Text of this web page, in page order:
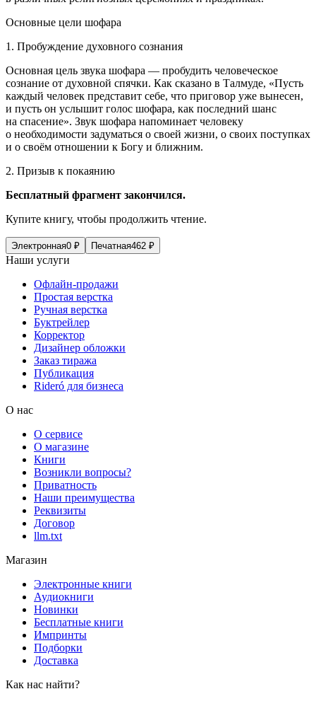
Основные цели шофара
1. Пробуждение духовного сознания
Основная цель звука шофара — пробудить человеческое
сознание от духовной спячки. Как сказано в Талмуде, «Пусть
каждый человек представит себе, что приговор уже вынесен,
и пусть он услышит голос шофара, как последний шанс
на спасение». Звук шофара напоминает человеку
о необходимости задуматься о своей жизни, о своих поступках
и о своём отношении к Богу и ближним.
2. Призыв к покаянию
Бесплатный фрагмент закончился.
Купите книгу, чтобы продолжить чтение.
Электронная0 ₽ Печатная462 ₽
Наши услуги
Офлайн-продажи
Простая верстка
Ручная верстка
Буктрейлер
Корректор
Дизайнер обложки
Заказ тиража
Публикация
Rideró для бизнеса
О нас
О сервисе
О магазине
Книги
Возникли вопросы?
Приватность
Наши преимущества
Реквизиты
Договор
llm.txt
Магазин
Электронные книги
Аудиокниги
Новинки
Бесплатные книги
Импринты
Подборки
Доставка
Как нас найти?